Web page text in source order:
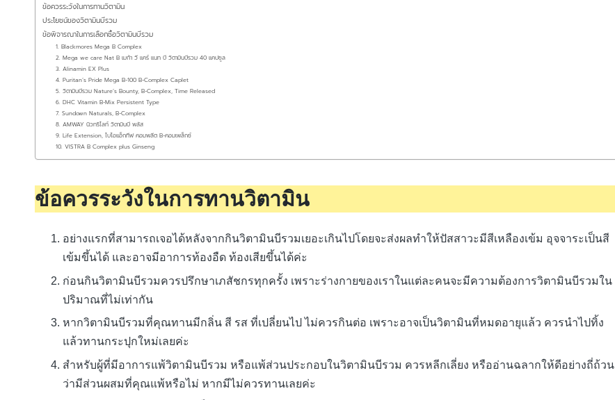
ข้อควรระวังในการทานวิตามิน
ประโยชน์ของวิตามินบีรวม
ข้อพิจารณาในการเลือกซื้อวิตามินบีรวม
1. Blackmores Mega B Complex
2. Mega we care Nat B เมก้า วี แคร์ แนท บี วิตามินบีรวม 40 แคปซูล
3. Alinamin EX Plus
4. Puritan’s Pride Mega B-100 B-Complex Caplet
5. วิตามินบีรวม Nature’s Bounty, B-Complex, Time Released
6. DHC Vitamin B-Mix Persistent Type
7. Sundown Naturals, B-Complex
8. AMWAY นิวทริไลท์ วิตามินบี พลัส
9. Life Extension, ไบโอแอ็กทีฟ คอมพลีต B-คอมเพล็กซ์
10. VISTRA B Complex plus Ginseng
ข้อควรระวังในการทานวิตามิน
อย่างแรกที่สามารถเจอได้หลังจากกินวิตามินบีรวมเยอะเกินไปโดยจะส่งผลทำให้ปัสสาวะมีสีเหลืองเข้ม อุจจาระเป็นสี
เข้มขึ้นได้ และอาจมีอาการท้องอืด ท้องเสียขึ้นได้ค่ะ
ก่อนกินวิตามินบีรวมควรปรึกษาเภสัชกรทุกครั้ง เพราะร่างกายของเราในแต่ละคนจะมีความต้องการวิตามินบีรวมใน
ปริมาณที่ไม่เท่ากัน
หากวิตามินบีรวมที่คุณทานมีกลิ่น สี รส ที่เปลี่ยนไป ไม่ควรกินต่อ เพราะอาจเป็นวิตามินที่หมดอายุแล้ว ควรนำไปทิ้ง
แล้วทานกระปุกใหม่เลยค่ะ
สำหรับผู้ที่มีอาการแพ้วิตามินบีรวม หรือแพ้ส่วนประกอบในวิตามินบีรวม ควรหลีกเลี่ยง หรืออ่านฉลากให้ดีอย่างถี่ถ้วน
ว่ามีส่วนผสมที่คุณแพ้หรือไม่ หากมีไม่ควรทานเลยค่ะ